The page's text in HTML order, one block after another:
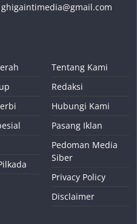
ghigaintimedia@gmail.com
Tentang Kami
Redaksi
Hubungi Kami
Pasang Iklan
Pedoman Media
Siber
Privacy Policy
Disclaimer